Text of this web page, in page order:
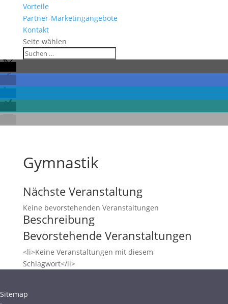
Vorteile
Partner-Marketingangebote
Kontakt
Seite wählen
Gymnastik
Nächste Veranstaltung
Keine bevorstehenden Veranstaltungen
Beschreibung
Bevorstehende Veranstaltungen
<li>Keine Veranstaltungen mit diesem
Schlagwort</li>
Sitemap